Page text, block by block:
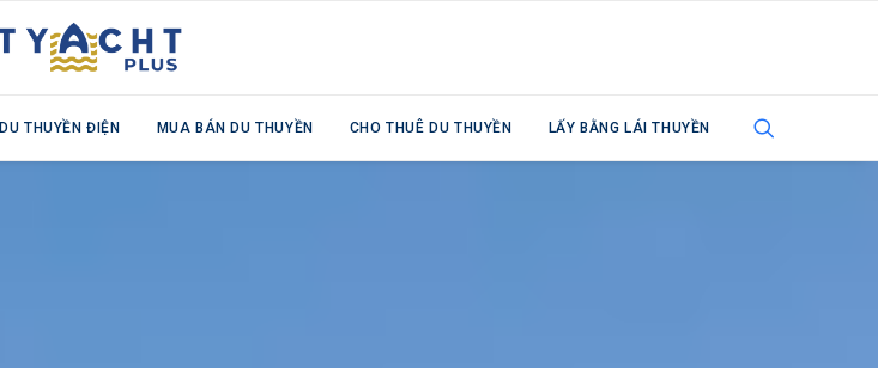
DU THUYỀN ĐIỆN MUA BÁN DU THUYỀN CHO THUÊ DU THUYỀN LẤY BẰNG LÁI THUYỀN